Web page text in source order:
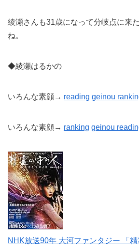
綾瀬さんも31歳になって分岐点に来
ね。
◆綾瀬はるかの
いろんな素顔→ reading geinou
いろんな素顔→ ranking geinou
NHK放送90年 大河ファンタジー 「精